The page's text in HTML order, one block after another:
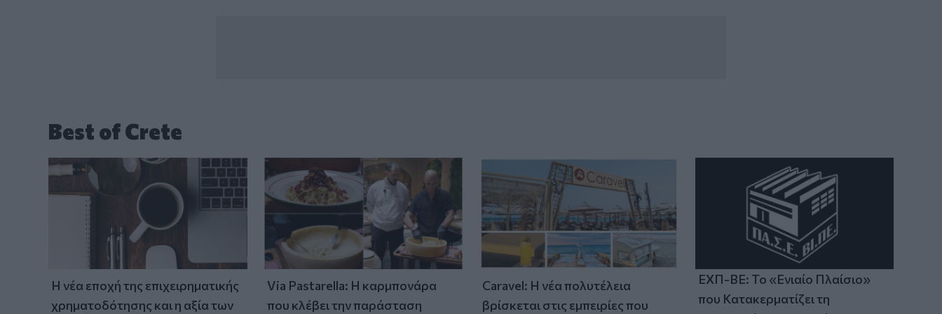
Best of Crete
Η νέα εποχή της επιχειρηματικής
χρηματοδότησης και η αξία των
Via Pastarella: Η καρμπονάρα
που κλέβει την παράσταση
Caravel: Η νέα πολυτέλεια
βρίσκεται στις εμπειρίες που
ΕΧΠ-ΒΕ: Το «Ενιαίο Πλαίσιο»
που Κατακερματίζει τη